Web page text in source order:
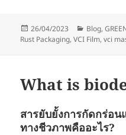
Posted
on
26/04/2023 Categories
Blog,
Rust Packaging,VCI Film,vci
What is
สารยับยั้งการกัดกร่อ
ทางชีวภาพคืออะไร?